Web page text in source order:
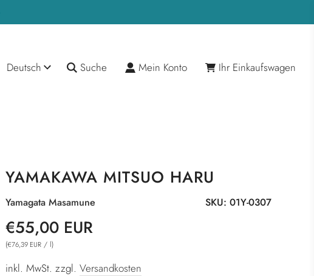
Deutsch Suche Mein Konto Ihr Einkaufswagen
YAMAKAWA MITSUO HARU
SKU: 01Y-0307
Yamagata Masamune
Sonderpreis
Normaler
Preis
€55,00 EUR
(€76,39 EUR / l)
inkl. MwSt. zzgl.Versandkosten